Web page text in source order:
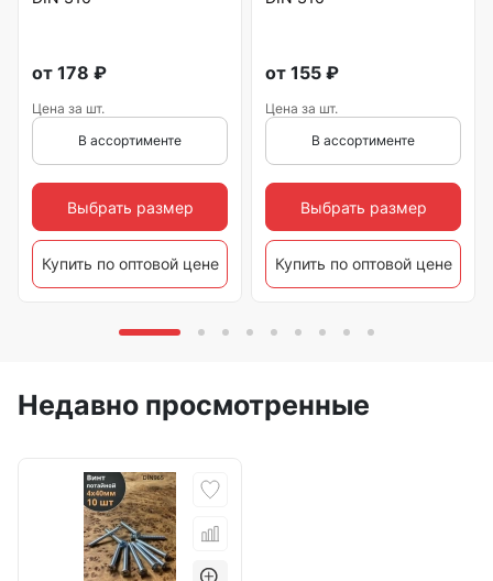
от 178 ₽
Цена за шт.
В ассортименте
Выбрать размер
Купить по оптовой цене
от 155 ₽
Цена за шт.
В ассортименте
Выбрать размер
Купить по оптовой цене
Недавно просмотренные